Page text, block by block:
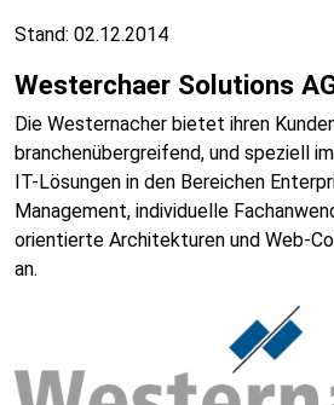
Stand: 02.12.2014
Westerchaer Solutions
Die Westernacher bietet ihren
branchenübergreifend, und speziell
IT-Lösungen in den Bereichen
Management, individuelle
orientierte Architekturen und Web-
an.